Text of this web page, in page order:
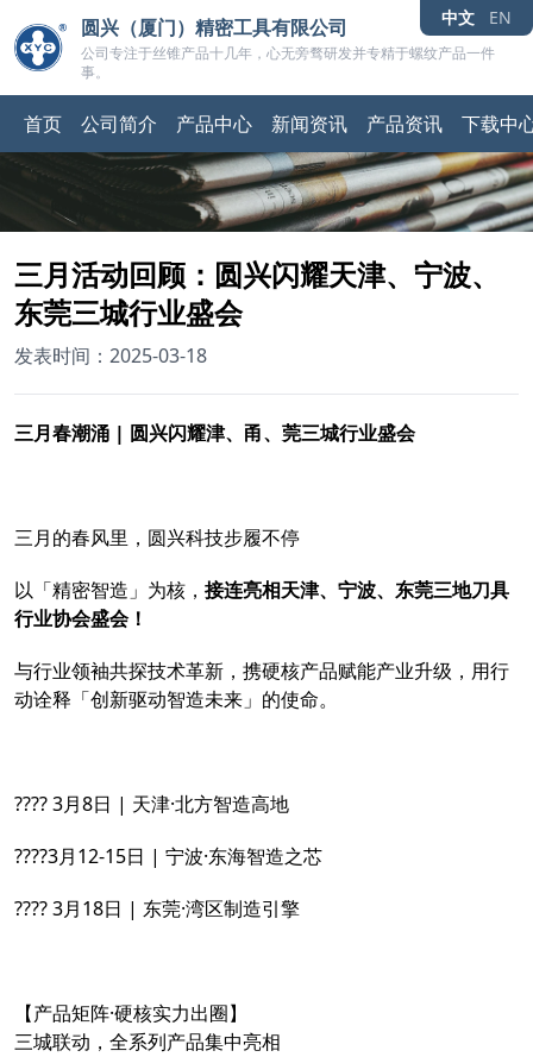
圆兴（厦门）精密工具有限公司
公司专注于丝锥产品十几年，心无旁骛研发并专精于螺纹产品一件
事。
中文 EN
首页 公司简介 产品中心 新闻资讯 产品资讯 下载中
三月活动回顾：圆兴闪耀天津、宁波、
东莞三城行业盛会
发表时间：2025-03-18
三月春潮涌 | 圆兴闪耀津、甬、莞三城行业盛会
三月的春风里，圆兴科技步履不停
以「精密智造」为核， 接连亮相天津、宁波、东莞三地刀具
行业协会盛会！
与行业领袖共探技术革新，携硬核产品赋能产业升级，用行
动诠释「创新驱动智造未来」的使命。
???? 3月8日 | 天津·北方智造高地
????3月12-15日 | 宁波·东海智造之芯
???? 3月18日 | 东莞·湾区制造引擎
【产品矩阵·硬核实力出圈】
三城联动，全系列产品集中亮相